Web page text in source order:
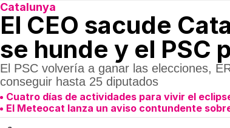
Catalunya
El CEO sacude
se hunde y el PSC
El PSC volvería a ganar las elecciones,
conseguir hasta 25 diputados
Cuatro días de actividades para vivir el
El Meteocat lanza un aviso contundente